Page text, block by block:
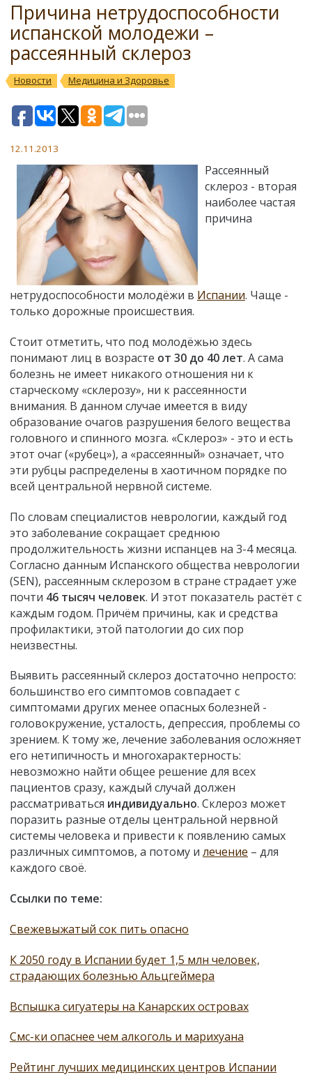
Причина нетрудоспособности
испанской молодежи –
рассеянный склероз
Новости Медицина и Здоровье
12.11.2013
Рассеянный
склероз - вторая
наиболее частая
причина
нетрудоспособности молодёжи в Испании. Чаще -
только дорожные происшествия.
Стоит отметить, что под молодёжью здесь
понимают лиц в возрасте от 30 до 40 лет. А сама
болезнь не имеет никакого отношения ни к
старческому «склерозу», ни к рассеянности
внимания. В данном случае имеется в виду
образование очагов разрушения белого вещества
головного и спинного мозга. «Склероз» - это и есть
этот очаг («рубец»), а «рассеянный» означает, что
эти рубцы распределены в хаотичном порядке по
всей центральной нервной системе.
По словам специалистов неврологии, каждый год
это заболевание сокращает среднюю
продолжительность жизни испанцев на 3-4 месяца.
Согласно данным Испанского общества неврологии
(SEN), рассеянным склерозом в стране страдает уже
почти 46 тысяч человек. И этот показатель растёт с
каждым годом. Причём причины, как и средства
профилактики, этой патологии до сих пор
неизвестны.
Выявить рассеянный склероз достаточно непросто:
большинство его симптомов совпадает с
симптомами других менее опасных болезней -
головокружение, усталость, депрессия, проблемы со
зрением. К тому же, лечение заболевания осложняет
его нетипичность и многохарактерность:
невозможно найти общее решение для всех
пациентов сразу, каждый случай должен
рассматриваться индивидуально. Склероз может
поразить разные отделы центральной нервной
системы человека и привести к появлению самых
различных симптомов, а потому и лечение – для
каждого своё.
Ссылки по теме:
Свежевыжатый сок пить опасно
К 2050 году в Испании будет 1,5 млн человек,
страдающих болезнью Альцгеймера
Вспышка сигуатеры на Канарских островах
Смс-ки опаснее чем алкоголь и марихуана
Рейтинг лучших медицинских центров Испании